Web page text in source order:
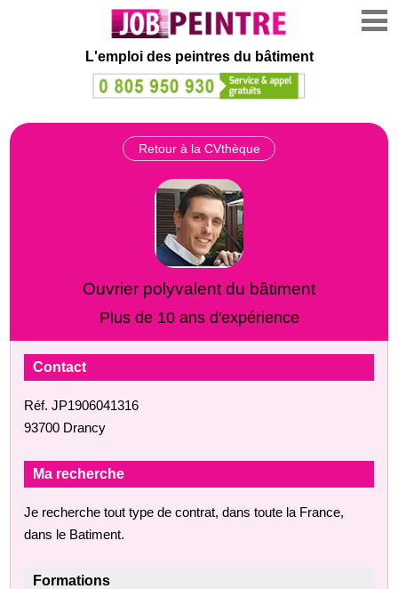
L'emploi des peintres du bâtiment
Retour à la CVthèque
Ouvrier polyvalent du bâtiment
Plus de 10 ans d'expérience
Contact
Réf. JP1906041316
93700 Drancy
Ma recherche
Je recherche tout type de contrat, dans toute la France,
dans le Batiment.
Formations